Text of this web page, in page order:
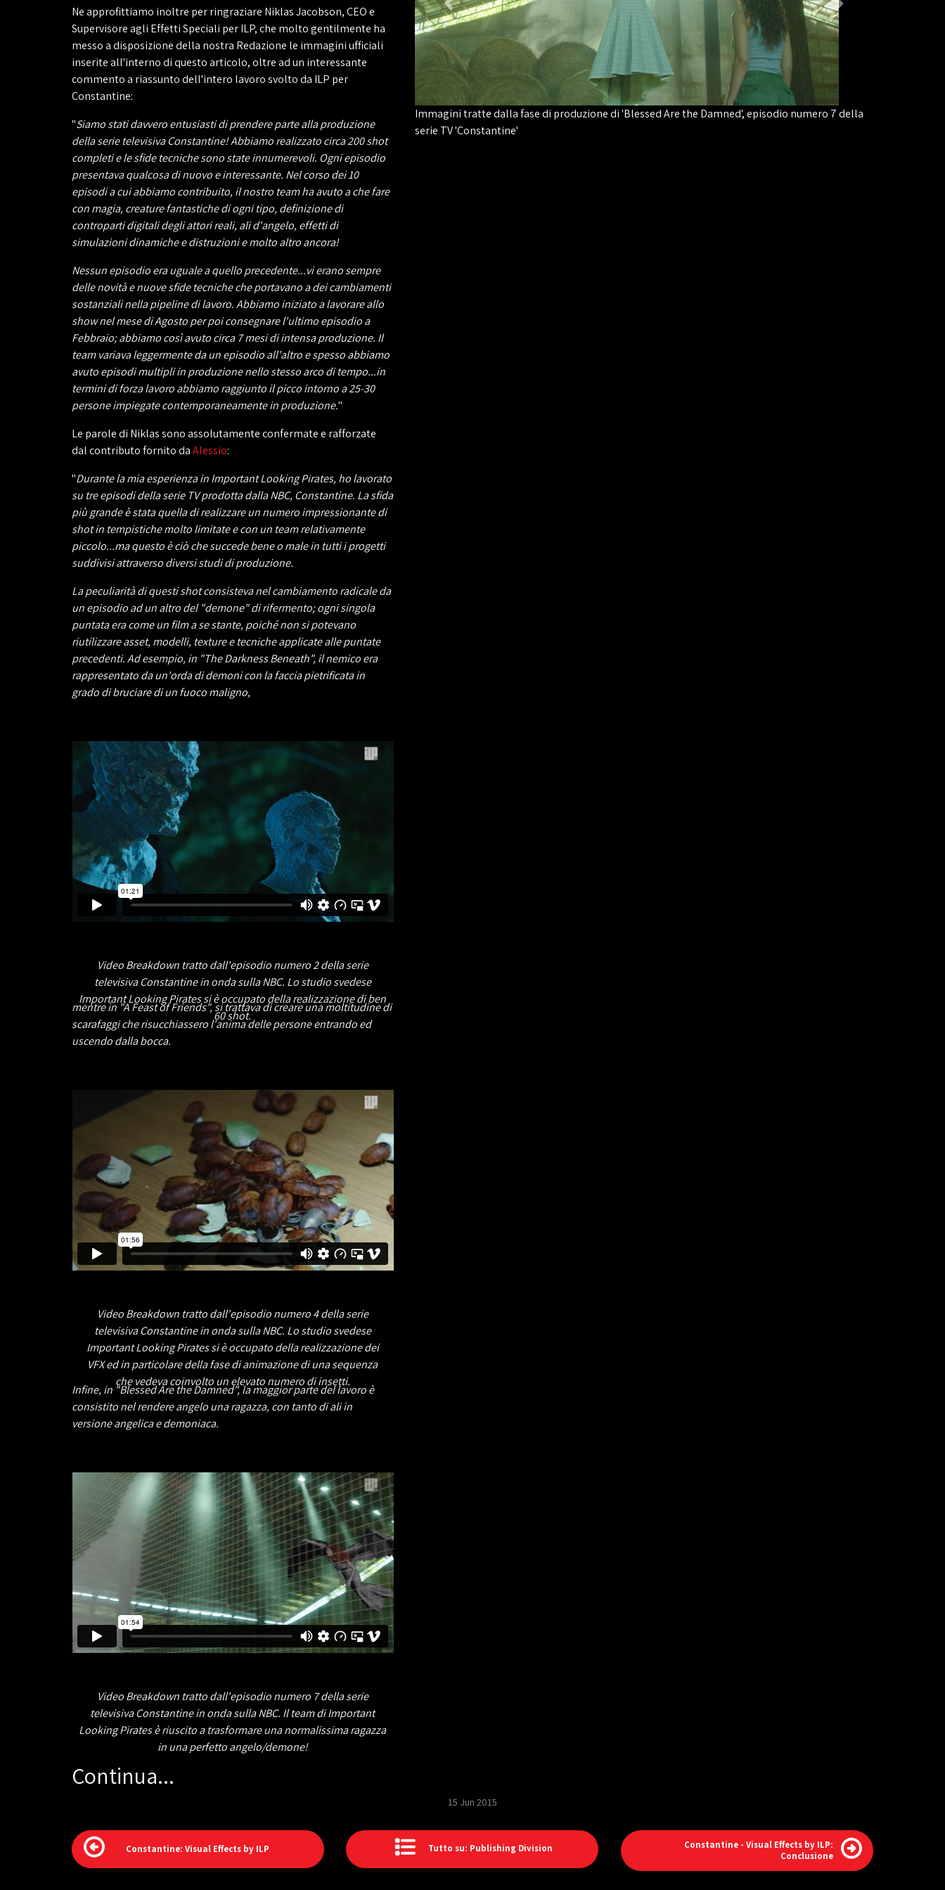
Ne approfittiamo inoltre per ringraziare Niklas Jacobson, CEO e
Supervisore agli Effetti Speciali per ILP, che molto gentilmente ha
messo a disposizione della nostra Redazione le immagini ufficiali
inserite all'interno di questo articolo, oltre ad un interessante
commento a riassunto dell'intero lavoro svolto da ILP per
Constantine:
"Siamo stati davvero entusiasti di prendere parte alla produzione
della serie televisiva Constantine! Abbiamo realizzato circa 200 shot
completi e le sfide tecniche sono state innumerevoli. Ogni episodio
presentava qualcosa di nuovo e interessante. Nel corso dei 10
episodi a cui abbiamo contribuito, il nostro team ha avuto a che fare
con magia, creature fantastiche di ogni tipo, definizione di
controparti digitali degli attori reali, ali d'angelo, effetti di
simulazioni dinamiche e distruzioni e molto altro ancora!
Nessun episodio era uguale a quello precedente...vi erano sempre
delle novità e nuove sfide tecniche che portavano a dei cambiamenti
sostanziali nella pipeline di lavoro. Abbiamo iniziato a lavorare allo
show nel mese di Agosto per poi consegnare l'ultimo episodio a
Febbraio; abbiamo così avuto circa 7 mesi di intensa produzione. Il
team variava leggermente da un episodio all'altro e spesso abbiamo
avuto episodi multipli in produzione nello stesso arco di tempo...in
termini di forza lavoro abbiamo raggiunto il picco intorno a 25-30
persone impiegate contemporaneamente in produzione."
Le parole di Niklas sono assolutamente confermate e rafforzate
dal contributo fornito daAlessio:
"Durante la mia esperienza in Important Looking Pirates, ho lavorato
su tre episodi della serie TV prodotta dalla NBC, Constantine. La sfida
più grande è stata quella di realizzare un numero impressionante di
shot in tempistiche molto limitate e con un team relativamente
piccolo...ma questo è ciò che succede bene o male in tutti i progetti
suddivisi attraverso diversi studi di produzione.
La peculiarità di questi shot consisteva nel cambiamento radicale da
un episodio ad un altro del "demone" di rifermento; ogni singola
puntata era come un film a se stante, poiché non si potevano
riutilizzare asset, modelli, texture e tecniche applicate alle puntate
precedenti. Ad esempio, in "The Darkness Beneath", il nemico era
rappresentato da un'orda di demoni con la faccia pietrificata in
grado di bruciare di un fuoco maligno,
Video Breakdown tratto dall'episodio numero 2 della serie
televisiva Constantine in onda sulla NBC. Lo studio svedese
Important Looking Pirates si è occupato della realizzazione di ben
60 shot.
mentre in "A Feast of Friends", si trattava di creare una moltitudine di
scarafaggi che risucchiassero l'anima delle persone entrando ed
uscendo dalla bocca.
Video Breakdown tratto dall'episodio numero 4 della serie
televisiva Constantine in onda sulla NBC. Lo studio svedese
Important Looking Pirates si è occupato della realizzazione dei
VFX ed in particolare della fase di animazione di una sequenza
che vedeva coinvolto un elevato numero di insetti.
Infine, in "Blessed Are the Damned", la maggior parte del lavoro è
consistito nel rendere angelo una ragazza, con tanto di ali in
versione angelica e demoniaca.
Video Breakdown tratto dall'episodio numero 7 della serie
televisiva Constantine in onda sulla NBC. Il team di Important
Looking Pirates è riuscito a trasformare una normalissima ragazza
in una perfetto angelo/demone!
Continua...
Immagini tratte dalla fase di produzione di 'Blessed Are the Damned', episodio numero 7 della
serie TV 'Constantine'
15 Jun 2015
Constantine: Visual Effects by ILP Tutto su: Publishing Division
Constantine - Visual Effects by ILP:
Conclusione